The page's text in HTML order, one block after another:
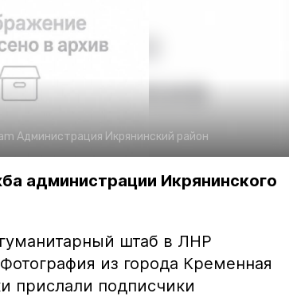
Администрация Икрянинский район
администрации Икрянинского
штаб в ЛНР
из города Кременная
прислали подписчики